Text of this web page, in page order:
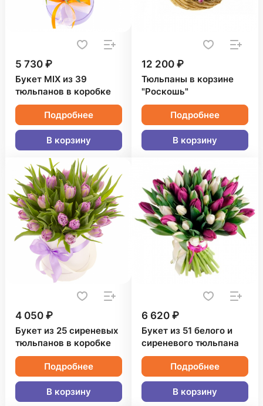
5 730 ₽
Букет MIX из 39
тюльпанов в коробке
Подробнее
В корзину
12 200 ₽
Тюльпаны в корзине
"Роскошь"
Подробнее
В корзину
4 050 ₽
Букет из 25 сиреневых
тюльпанов в коробке
Подробнее
В корзину
6 620 ₽
Букет из 51 белого и
сиреневого тюльпана
Подробнее
В корзину